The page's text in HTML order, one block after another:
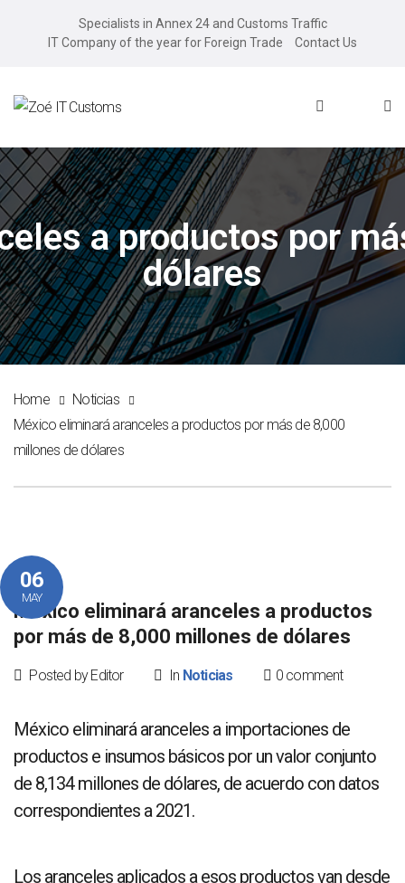
Specialists in Annex 24 and Customs Traffic
IT Company of the year for Foreign Trade
Contact Us
a productos por
dólares
Home
Noticias
México eliminará aranceles a productos por más de 8,000
millones de dólares
06
MAY
México eliminará aranceles a productos
por más de 8,000 millones de dólares
Posted by Editor In Noticias 0 comment
México eliminará aranceles a importaciones de
productos e insumos básicos por un valor conjunto
de 8,134 millones de dólares, de acuerdo con datos
correspondientes a 2021.
Los aranceles aplicados a esos productos van desde